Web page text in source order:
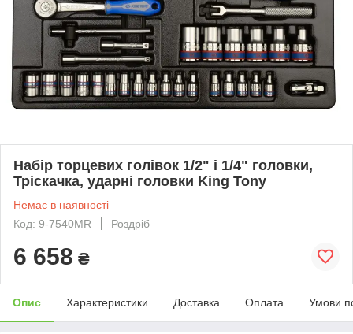
Набір торцевих голівок 1/2" і 1/4" головки,
Тріскачка, ударні головки King Tony
Немає в наявності
Код: 9-7540MR
Роздріб
6 658 ₴
Опис Характеристики Доставка Оплата Умови